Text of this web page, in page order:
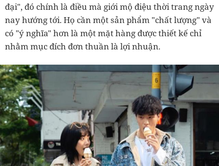
đại", đó chính là điều mà giới mộ điệu thời trang ngày
nay hướng tới. Họ cần một sản phẩm "chất lượng" và
có "ý nghĩa" hơn là một mặt hàng được thiết kế chỉ
nhằm mục đích đơn thuần là lợi nhuận.